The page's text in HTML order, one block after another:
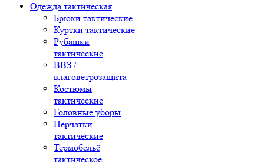
Одежда тактическая
Брюки тактические
Куртки тактические
Рубашки
тактические
ВВЗ /
влаговетрозащита
Костюмы
тактические
Головные уборы
Перчатки
тактические
Термобельё
тактическое